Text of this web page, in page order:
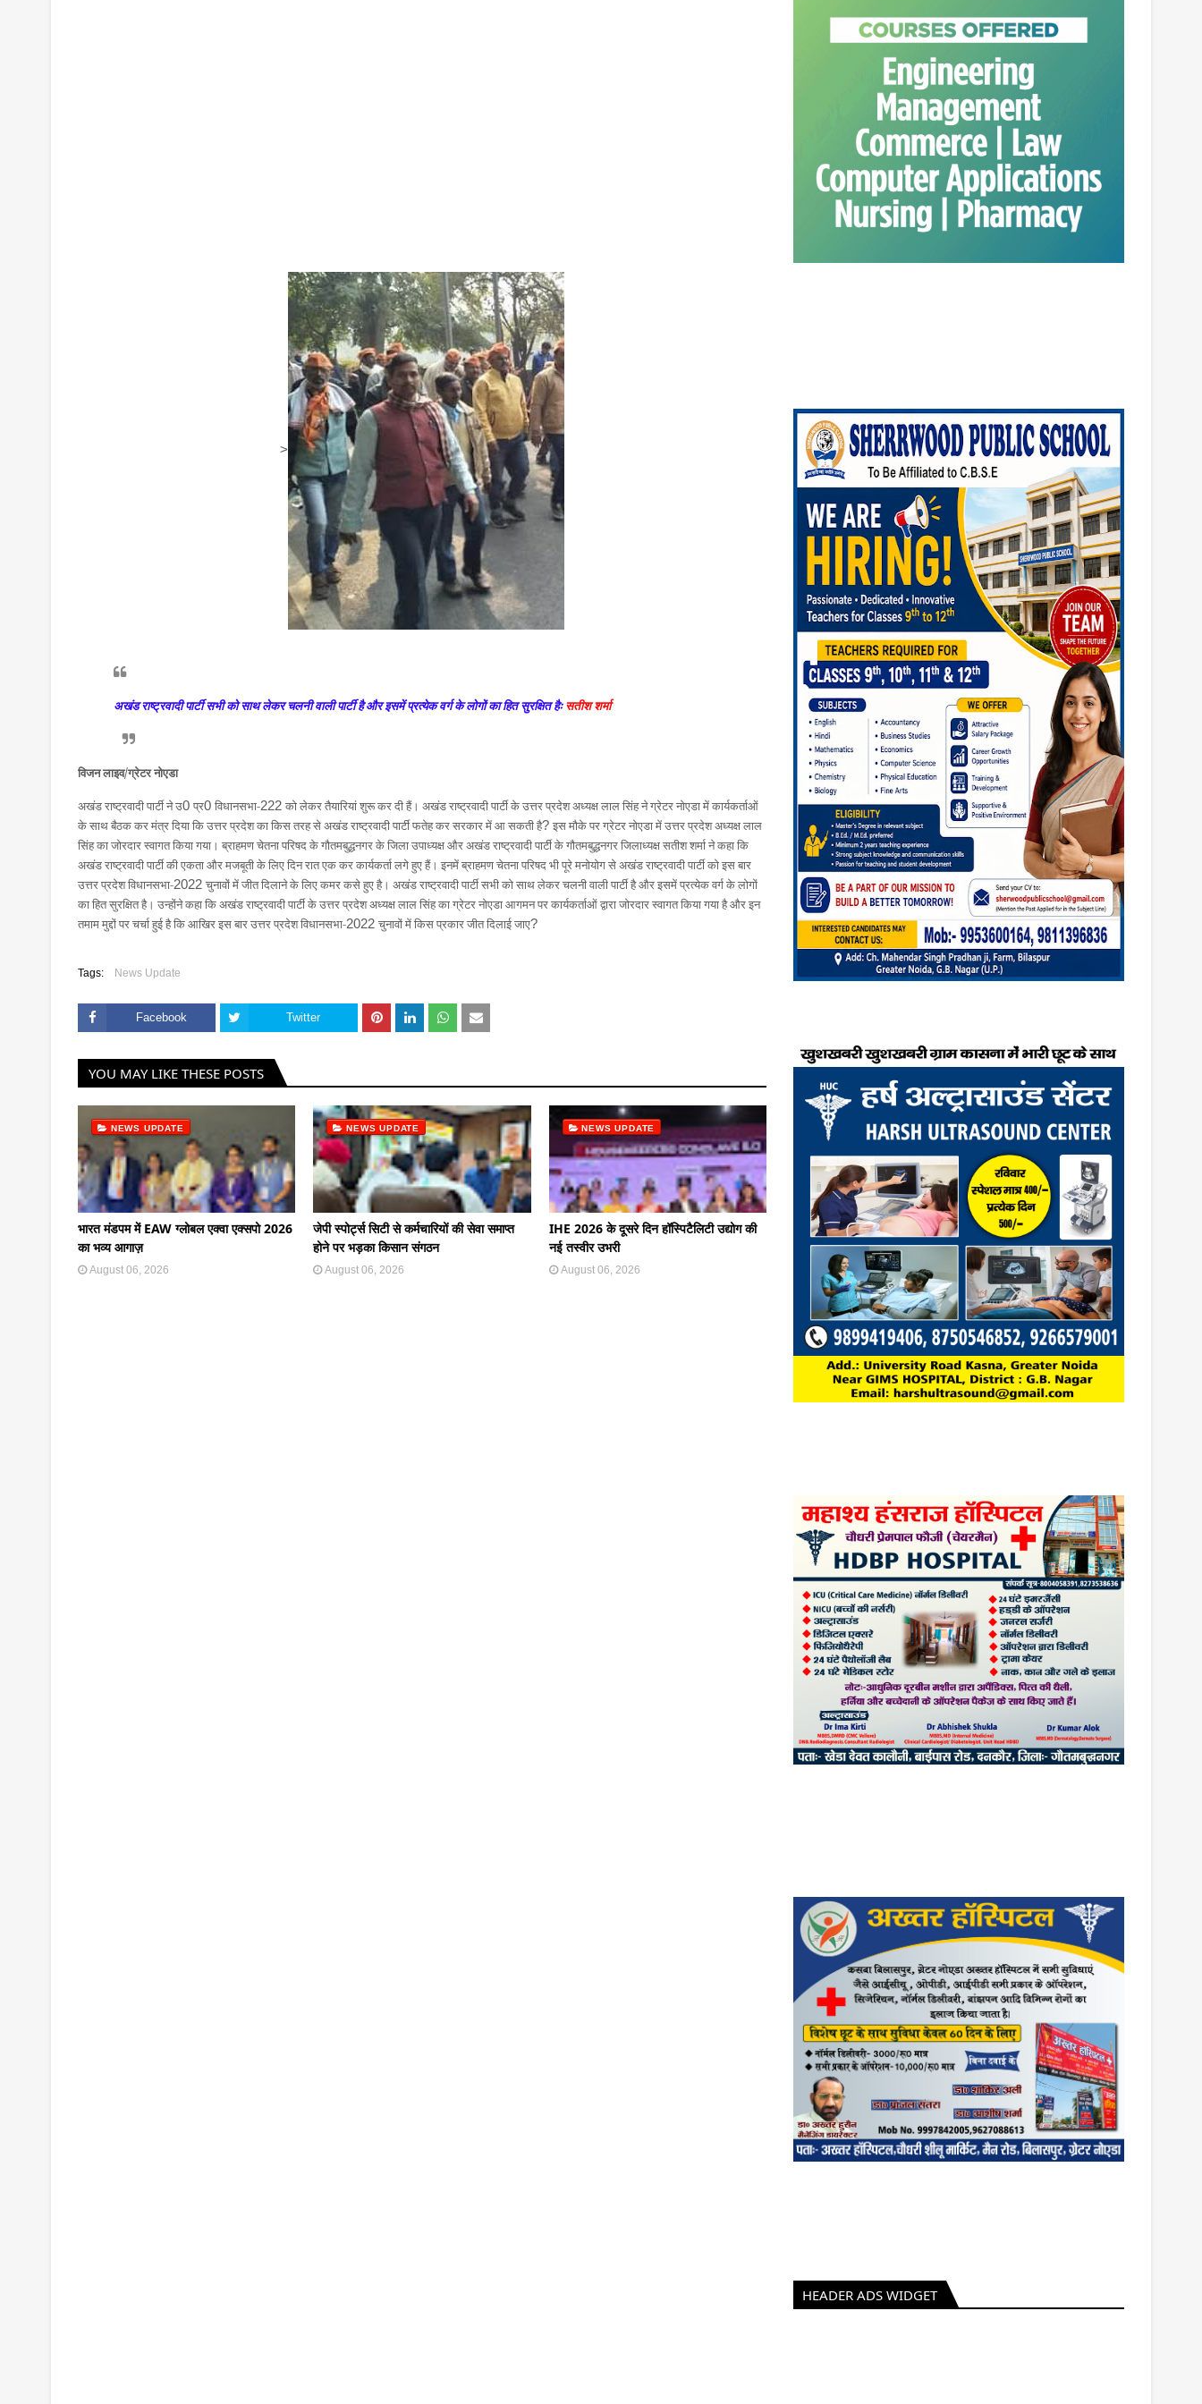
>
अखंड राष्ट्रवादी पार्टी सभी को साथ लेकर चलनी वाली पार्टी है और इसमें प्रत्येक वर्ग के लोगों का हित सुरक्षित हैः सतीश शर्मा
विजन लाइव/ग्रेटर नोएडा
अखंड राष्ट्रवादी पार्टी ने उ0 प्र0 विधानसभा-222 को लेकर तैयारियां शुरू कर दी हैं। अखंड राष्ट्रवादी पार्टी के उत्तर प्रदेश अध्यक्ष लाल सिंह ने ग्रेटर नोएडा में कार्यकर्ताओं
के साथ बैठक कर मंत्र दिया कि उत्तर प्रदेश का किस तरह से अखंड राष्ट्रवादी पार्टी फतेह कर सरकार में आ सकती है? इस मौके पर ग्रेटर नोएडा में उत्तर प्रदेश अध्यक्ष लाल
सिंह का जोरदार स्वागत किया गया। ब्राहमण चेतना परिषद के गौतमबुद्धनगर के जिला उपाध्यक्ष और अखंड राष्ट्रवादी पार्टी के गौतमबुद्धनगर जिलाध्यक्ष सतीश शर्मा ने कहा कि
अखंड राष्ट्रवादी पार्टी की एकता और मजबूती के लिए दिन रात एक कर कार्यकर्ता लगे हुए हैं। इनमें ब्राहमण चेतना परिषद भी पूरे मनोयोग से अखंड राष्ट्रवादी पार्टी को इस बार
उत्तर प्रदेश विधानसभा-2022 चुनावों में जीत दिलाने के लिए कमर कसे हुए है। अखंड राष्ट्रवादी पार्टी सभी को साथ लेकर चलनी वाली पार्टी है और इसमें प्रत्येक वर्ग के लोगों
का हित सुरक्षित है। उन्होंने कहा कि अखंड राष्ट्रवादी पार्टी के उत्तर प्रदेश अध्यक्ष लाल सिंह का ग्रेटर नोएडा आगमन पर कार्यकर्ताओं द्वारा जोरदार स्वागत किया गया है और इन
तमाम मुद्दों पर चर्चा हुई है कि आखिर इस बार उत्तर प्रदेश विधानसभा-2022 चुनावों में किस प्रकार जीत दिलाई जाए?
Tags: News Update
Facebook Twitter
YOU MAY LIKE THESE POSTS
NEWS UPDATE
भारत मंडपम में EAW ग्लोबल एक्वा एक्सपो 2026
का भव्य आगाज़
August 06, 2026
NEWS UPDATE
जेपी स्पोर्ट्स सिटी से कर्मचारियों की सेवा समाप्त
होने पर भड़का किसान संगठन
August 06, 2026
NEWS UPDATE
IHE 2026 के दूसरे दिन हॉस्पिटैलिटी उद्योग की
नई तस्वीर उभरी
August 06, 2026
HEADER ADS WIDGET